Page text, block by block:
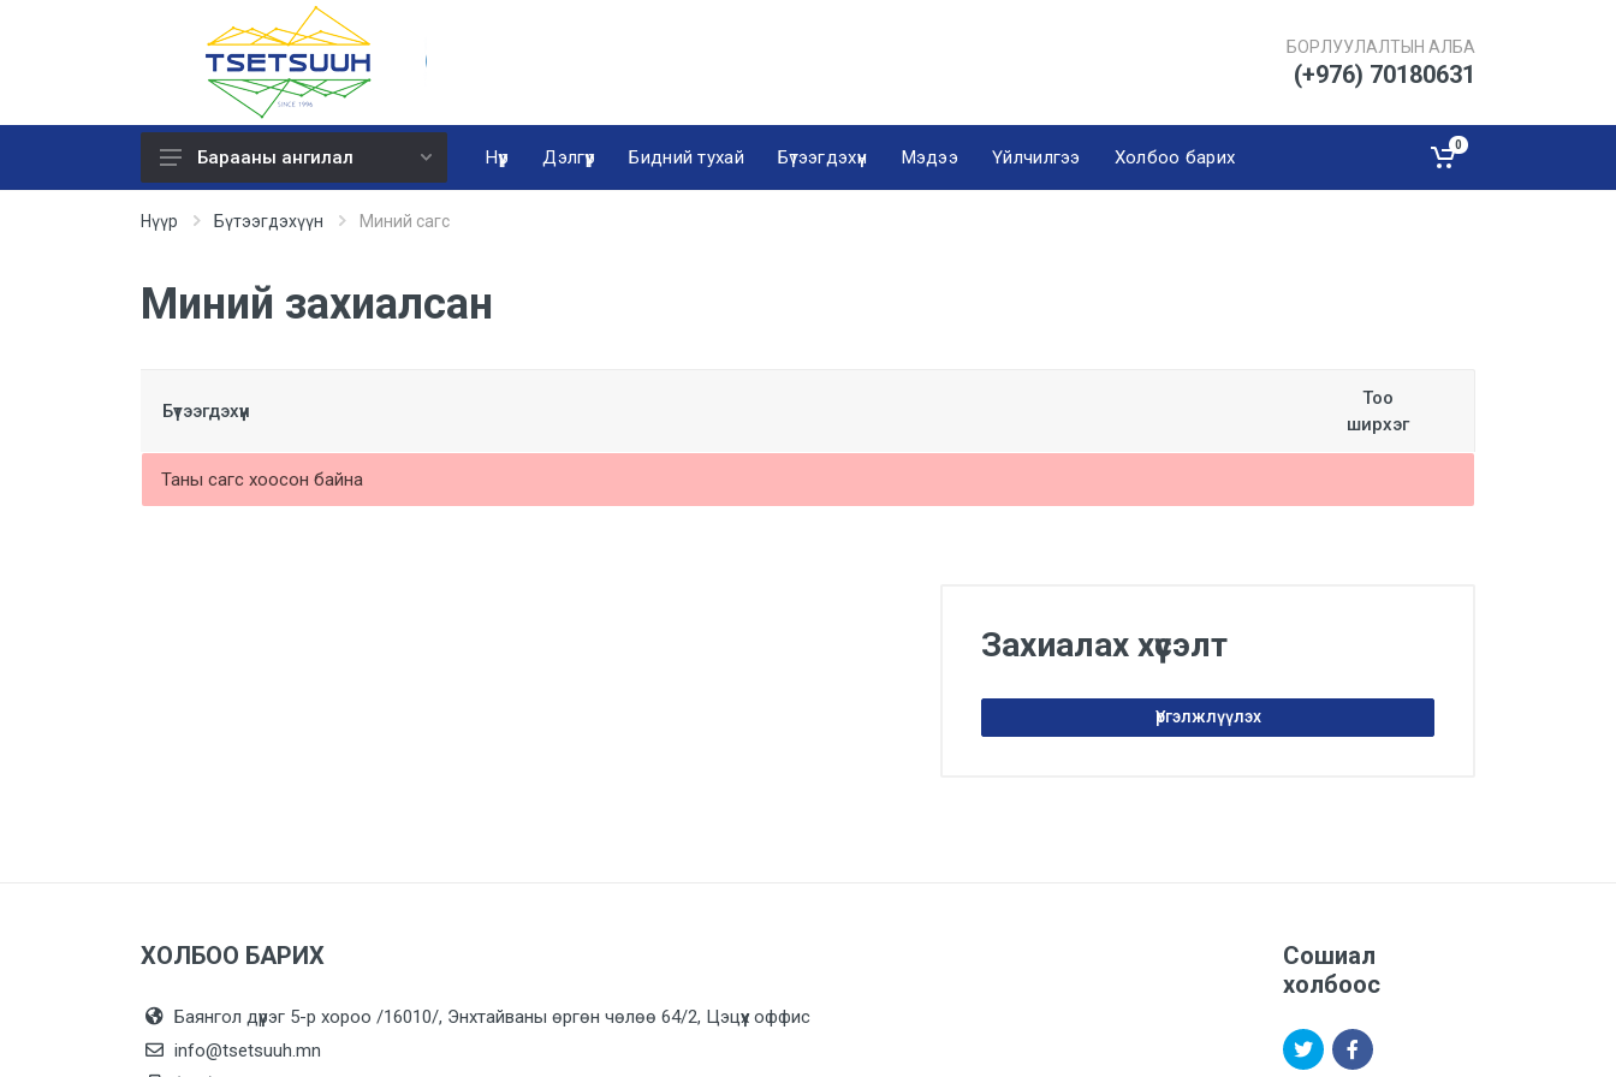
БОРЛУУЛАЛТЫН АЛБА
(+976) 70180631
Химийн бодис урвалж
Лабораторын шил сав
Барааны ангилал Нүүр Дэлгүүр Бидний тухай Бүтээгдэхүүн Мэдээ Үйлчилгээ Холбоо барих
0
Нүүр Бүтээгдэхүүн Миний сагс
Миний захиалсан
Бүтээгдэхүүн
Тоо
ширхэг
Таны сагс хоосон байна
Захиалах хүсэлт
Үргэлжлүүлэх
ХОЛБОО БАРИХ
Баянгол дүүрэг 5-р хороо /16010/, Энхтайваны өргөн чөлөө 64/2, Цэцүүх оффис
info@tsetsuuh.mn
Сошиал
холбоос